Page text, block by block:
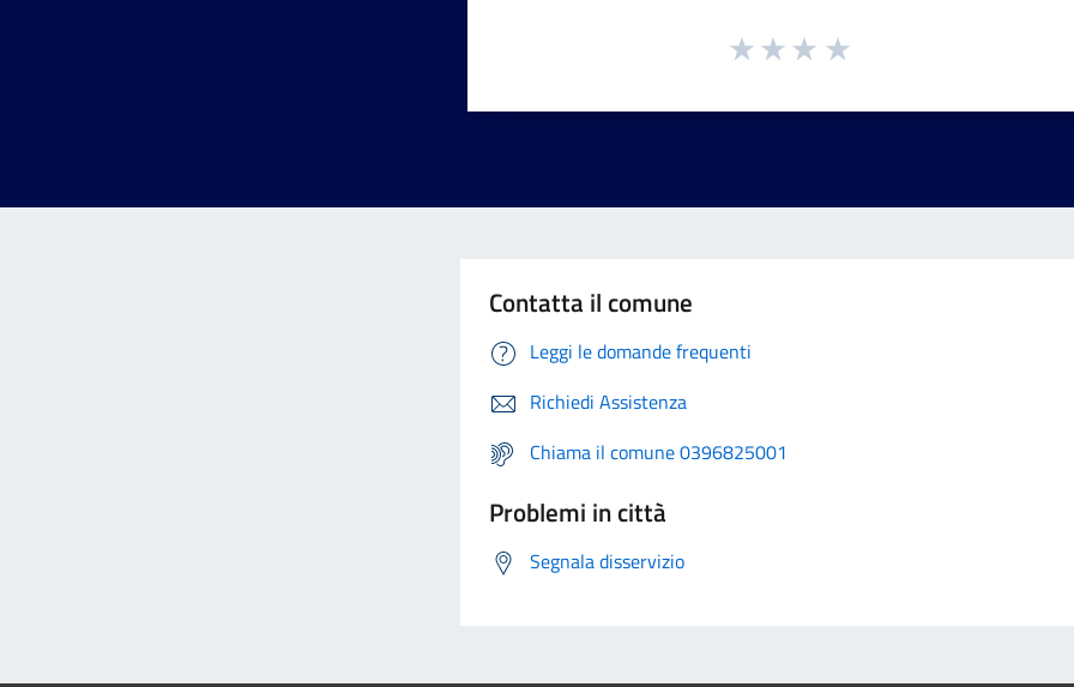
Contatta il comune
Leggi le domande frequenti
Richiedi Assistenza
Chiama il comune 0396825001
Problemi in città
Segnala disservizio